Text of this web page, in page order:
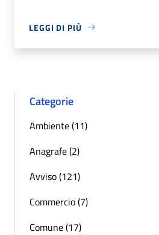
LEGGI DI PIÙ
Categorie
Ambiente (11)
Anagrafe (2)
Avviso (121)
Commercio (7)
Comune (17)